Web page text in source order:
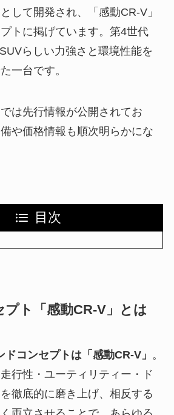
して開発され、「感動CR-V」
トに掲げています。第4世代
らしい力強さと環境性能を
一台です。
では先行情報が公開されてお
や価格情報も順次明らかにな
目次
ト「感動CR-V」とは
コンセプトは「感動CR-V」 。
行性・ユーティリティー・ド
徹底的に磨き上げ、相反する